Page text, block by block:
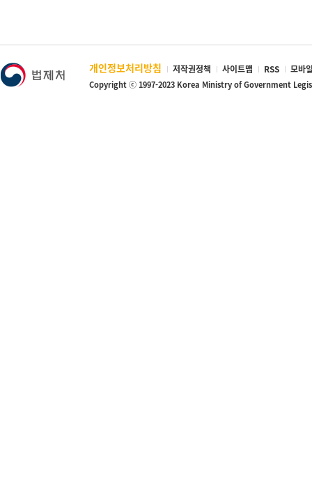
개인정보처리방침 저작권정책 사이트맵 RSS 모바
Copyright ⓒ 1997-2023 Korea Ministry of Government